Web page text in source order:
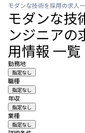
モダンな技術を採用の求人
モダンな技
ンジニアの
用情報 一覧
勤務地
指定なし
職種
指定なし
年収
指定なし
業種
指定なし